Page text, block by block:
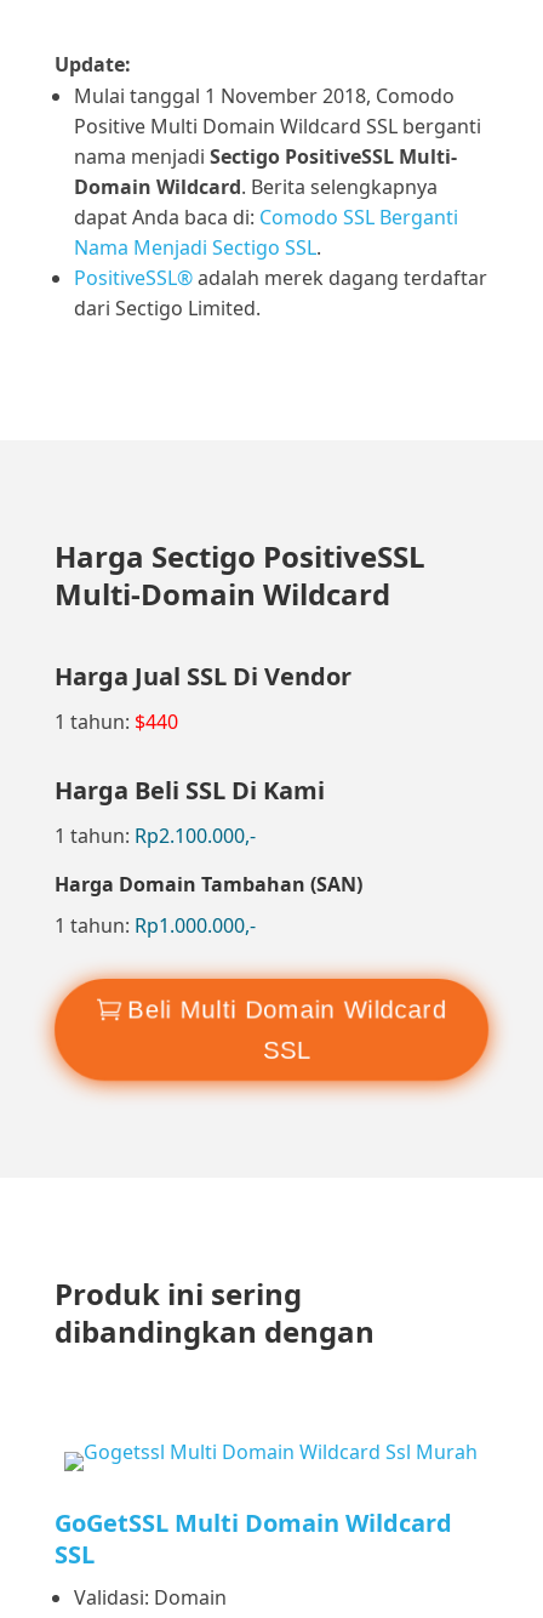
Update:
Mulai tanggal 1 November 2018, Comodo
Positive Multi Domain Wildcard SSL berganti
nama menjadi Sectigo PositiveSSL Multi-
Domain Wildcard. Berita selengkapnya
dapat Anda baca di: Comodo SSL Berganti
Nama Menjadi Sectigo SSL.
PositiveSSL®adalah merek dagang terdaftar
dari Sectigo Limited.
Harga Sectigo PositiveSSL
Multi-Domain Wildcard
Harga Jual SSL Di Vendor
1 tahun: $440
Harga Beli SSL Di Kami
1 tahun: Rp2.100.000,-
Harga Domain Tambahan (SAN)
1 tahun: Rp1.000.000,-
Beli Multi Domain Wildcard
SSL
Produk ini sering
dibandingkan dengan
GoGetSSL Multi Domain Wildcard
SSL
Validasi: Domain